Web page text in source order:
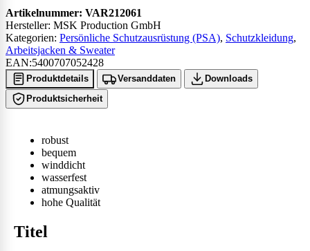
Artikelnummer: VAR212061
Kategorien: Persönliche Schutzausrüstung (PSA), Schutzkleidung,
Arbeitsjacken & Sweater
Hersteller: MSK Production GmbH
EAN:5400707052428
Produktdetails Versanddaten
Downloads
Produktsicherheit
robust
bequem
winddicht
wasserfest
atmungsaktiv
hohe Qualität
Titel